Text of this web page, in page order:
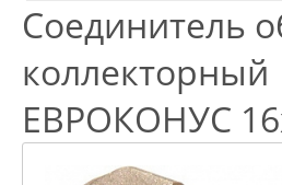
Соединитель
коллекторный
EВРОКОНУС